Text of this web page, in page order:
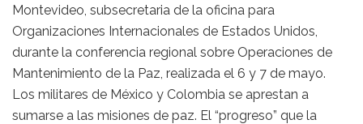
Montevideo, subsecretaria de la oficina para
Organizaciones Internacionales de Estados Unidos,
durante la conferencia regional sobre Operaciones de
Mantenimiento de la Paz, realizada el 6 y 7 de mayo.
Los militares de México y Colombia se aprestan a
sumarse a las misiones de paz. El “progreso” que la